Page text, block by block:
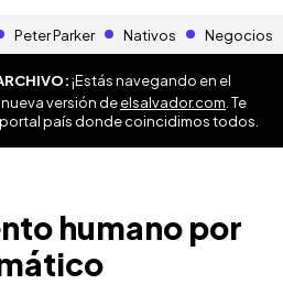
Peter Parker Nativos Negocios
¡Estás navegando en el
versión deelsalvador.com . Te
país donde coincidimos todos.
humano por